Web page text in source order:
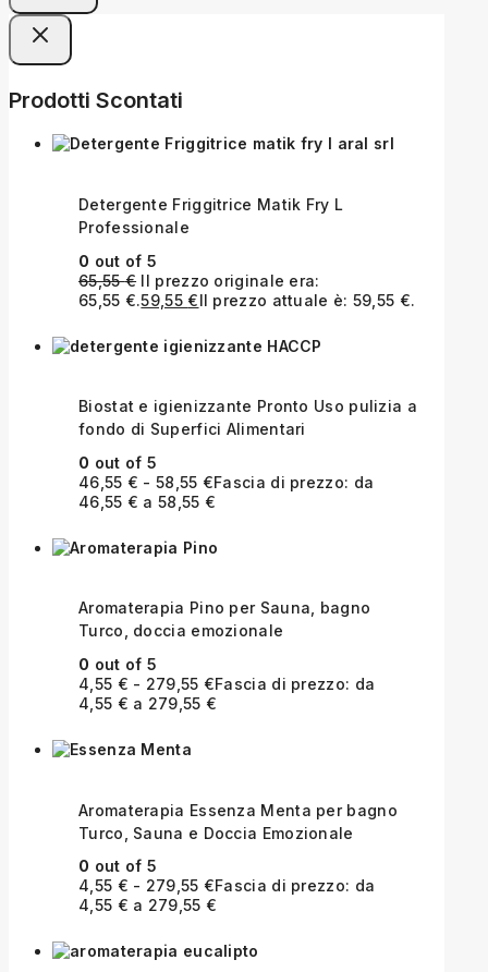
Prodotti Scontati
Detergente Friggitrice Matik Fry L
Professionale
0 out of 5
65,55€ Il prezzo originale era:
65,55 €.59,55 €Il prezzo attuale è: 59,55 €.
Biostat e igienizzante Pronto Uso pulizia a
fondo di Superfici Alimentari
0 out of 5
46,55 € - 58,55 €Fascia di prezzo: da
46,55 € a 58,55 €
Aromaterapia Pino per Sauna, bagno
Turco, doccia emozionale
0 out of 5
4,55 € - 279,55 €Fascia di prezzo: da
4,55 € a 279,55 €
Aromaterapia Essenza Menta per bagno
Turco, Sauna e Doccia Emozionale
0 out of 5
4,55 € - 279,55 €Fascia di prezzo: da
4,55 € a 279,55 €